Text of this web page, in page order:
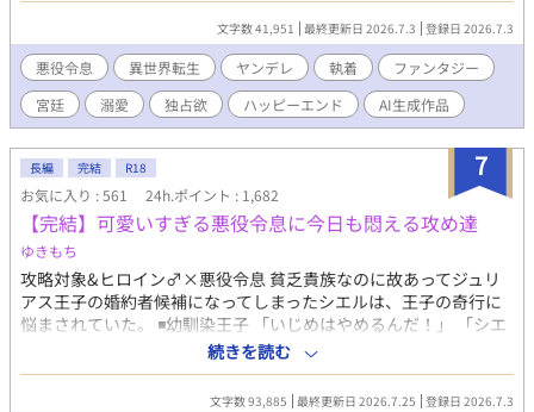
がすべての狂気の始まりだった。 「君の手はひどく冷たいね。ま
るで死人のようだ。……婚約の破棄は認めない」 何も望まず、た
だ消えようとするルシルの儚げな諦観は、逆に攻略対象たちのド
ス黒い支配欲と執着に火をつけてしまう。 ヤンデレ王太子アルフ
レッドの圧倒的な拘束。 実直な騎士ガレッドの盲目的な献身。 天
才魔術師ノアの狂気的な探究。 ルシルが死の淵へ沈み込もうとし
たとき、三人は神の理に逆らう禁忌の魔術を実行する。 それは、
自らの命と魔力をルシルの身体へ直接繋ぎ止める『命の共有契
約』だった――。 「君はもう、どこへも行けない。永遠に、私た
ちと共にあるんだ」 死んで逃げることすら許されない豪奢な鳥籠
の中、悪役令息は息が詰まるほど甘い絶望と幸福に溺れていく。
ヤンデレ執着BLファンタジー、ここに開幕。
文字数 41,951 最終更新日 2026.7.3 登録日 2026.7.3
悪役令息 異世界転生 ヤンデレ 執着
ファンタジー
宮廷
溺愛 独占欲 ハッピーエンド AI生成作品
7
長編 完結 R18
お気に入り : 561 24h.ポイント : 1,682
【完結】可愛いすぎる悪役令息に今日も悶える攻め達
ゆきもち
攻略対象&ヒロイン♂×悪役令息 貧乏貴族なのに故あってジュリ
アス王子の婚約者候補になってしまったシエルは、王子の奇行に
悩まされていた。 ◾️幼馴染王子 「いじめはやめるんだ！」 「シエ
ルは、嫉妬してこんな事したんだよな？」 ※設定のせいで最初は
空回りのやらかしばかりです。かっこいい攻めではありません
が、シエルへの愛は誰にも負けません！ ◾️ヒロイン♂ 注意！中身
続きを読む
文字数 93,885 最終更新日 2026.7.25 登録日 2026.7.3